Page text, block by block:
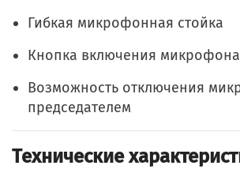
Гибкая микрофонная стойка
Кнопка включения микрофона
Возможность отключения
председателем
Технические